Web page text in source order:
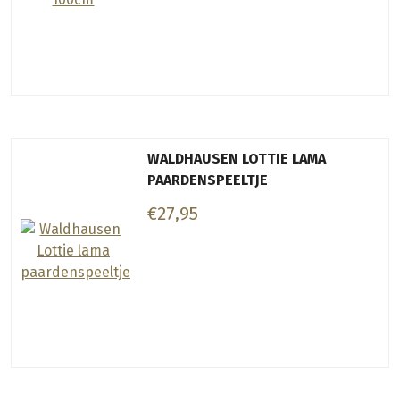
WALDHAUSEN LOTTIE LAMA
PAARDENSPEELTJE
€27,95